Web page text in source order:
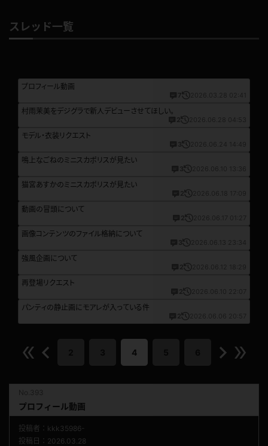
スレッド一覧
プロフィール動画
7 2026.03.28 02:41
村雨茉美をデジグラで新人デビューさせてほしい。
2 2026.06.28 04:53
モデル・衣装リクエスト
3 2026.06.24 14:49
鳴上なごねのミニスカポリスが見たい
3 2026.06.10 13:36
猫宮あすかのミニスカポリスが見たい
2 2026.06.18 17:09
動画の冒頭について
2 2026.06.17 01:27
画像コンテンツのファイル格納について
3 2026.06.13 23:34
強風企画について
2 2026.06.12 18:29
再登場リクエスト
2 2026.06.10 22:07
パンティの静止画にモアレが入っている件
2 2026.06.06 20:57
4
プロフィール動画
投稿者：kkk35986-
投稿日：2026.03.28